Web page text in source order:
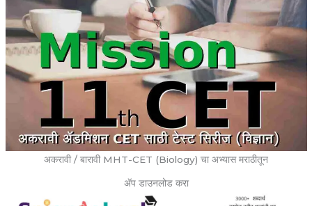
अकरावी / बारावी MHT-CET (Biology) चा अभ्यास मराठीतून
ॲप डाउनलोड करा